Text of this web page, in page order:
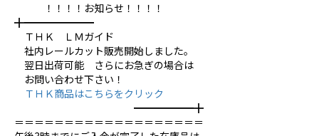
！！！！お知らせ！！！！
╋━━━━━━━
ＴＨＫ ＬＭガイド
社内レールカット販売開始しました。
翌日出荷可能 さらにお急ぎの場合は
お問い合わせ下さい！
ＴＨＫ商品はこちらをクリック
━━━━━━╋
＝＝＝＝＝＝＝＝＝＝＝＝＝＝＝＝＝＝＝